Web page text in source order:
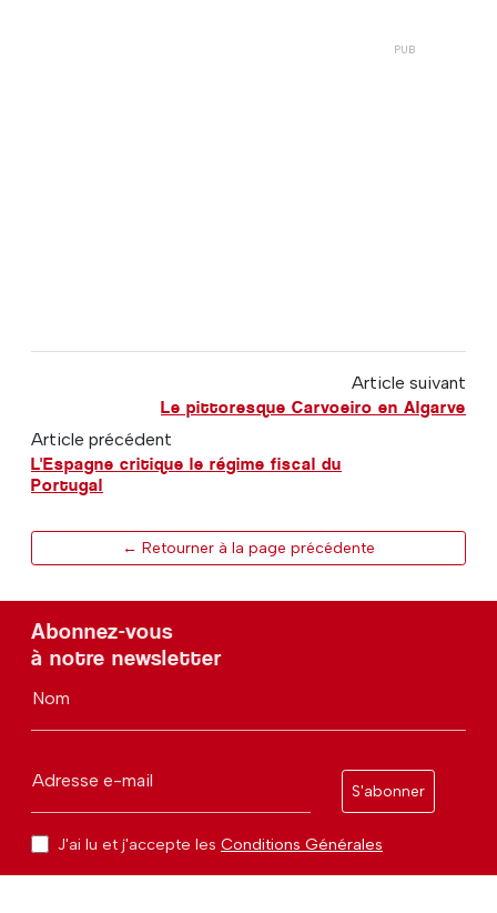
Article suivant
Le pittoresque Carvoeiro en Algarve
Article précédent
L'Espagne critique le régime fiscal du
Portugal
← Retourner à la page précédente
Abonnez-vous
à notre newsletter
Nom
Adresse e-mail
S'abonner
J'ai lu et j'accepte les Conditions Générales